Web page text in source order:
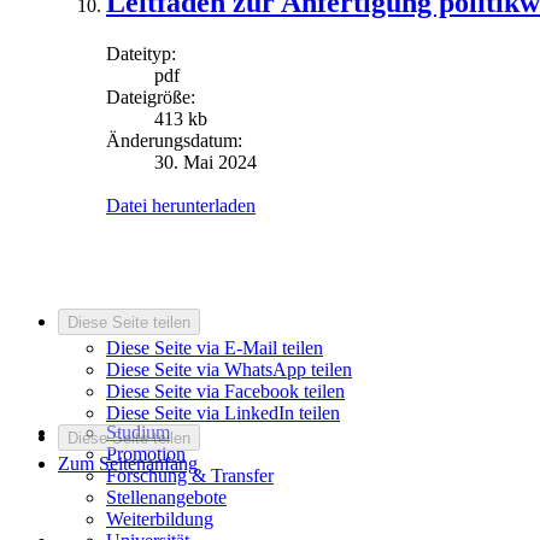
Dateityp:
pdf
Dateigröße:
413 kb
Änderungsdatum:
30. Mai 2024
Datei herunterladen
Diese Seite teilen
Diese Seite via E-Mail teilen
Diese Seite via WhatsApp teilen
Diese Seite via Facebook teilen
Diese Seite via LinkedIn teilen
Diese Seite teilen
Zum Seitenanfang
Studium
Promotion
Forschung & Transfer
Stellenangebote
Weiterbildung